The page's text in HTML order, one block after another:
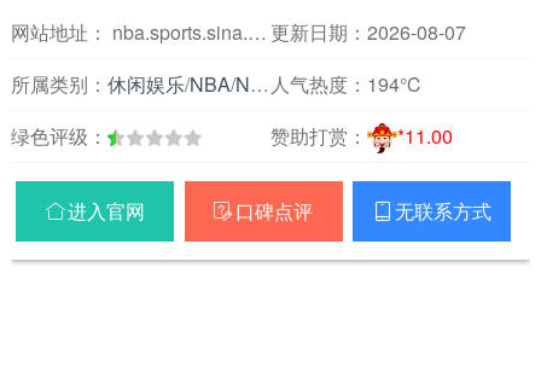
网站地址： nba.sports.sina.com.cn 更新日期：2026-08-07
所属类别： 休闲娱乐/NBA/NBA球队 人气热度： 194℃
绿色评级：
赞助打赏： *11.00
进入官网  口碑点评  无联系方式